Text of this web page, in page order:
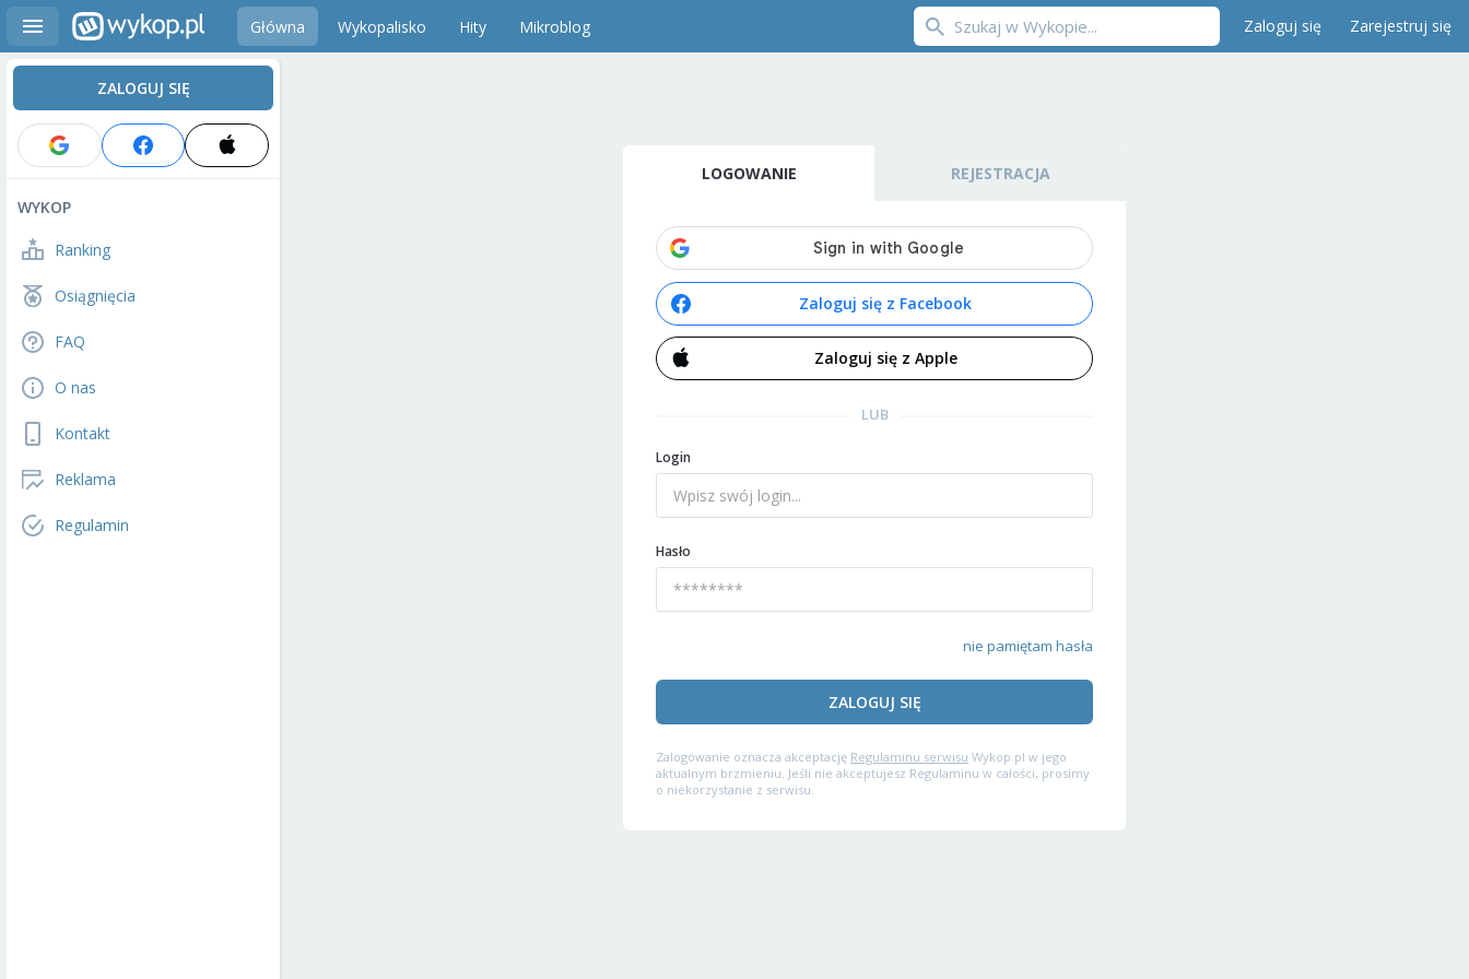
Główna Wykopalisko Hity Mikroblog Zaloguj się Zarejestruj się
ZALOGUJ SIĘ
WYKOP
Ranking
Osiągnięcia
FAQ
O nas
Kontakt
Reklama
Regulamin
LOGOWANIE REJESTRACJA
Zaloguj się z Facebook
Zaloguj się z Apple
LUB
Login
Hasło
nie pamiętam hasła
ZALOGUJ SIĘ
Zalogowanie oznacza akceptację Regulaminu serwisu Wykop.pl w jego
aktualnym brzmieniu. Jeśli nie akceptujesz Regulaminu w całości, prosimy
o niekorzystanie z serwisu.